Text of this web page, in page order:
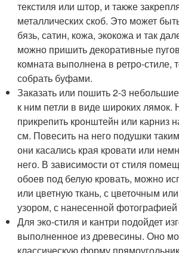
текстиля или штор, и также
металлических скоб. Это может
бязь, сатин, кожа, экокожа и так
можно пришить декоративные
комната выполнена в ретро-стиле,
собрать буфами.
Заказать или пошить 2-3
к ним петли в виде широких лямок.
прикрепить кронштейн или карниз
см. Повесить на него подушки
они касались края кровати или
него. В зависимости от стиля
обоев под белую кровать, можно
или цветную ткань, с цветочным
узором, с нанесенной фотографией
Для эко-стиля и кантри подойдет
выполненное из древесины. Оно